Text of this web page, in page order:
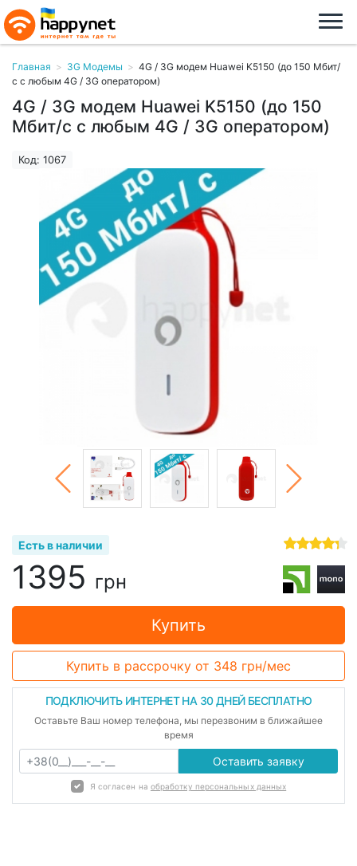
Главная > 3G Модемы > 4G / 3G модем Huawei K5150 (до 150 Мбит/
с с любым 4G / 3G оператором)
4G / 3G модем Huawei K5150 (до 150
Мбит/с с любым 4G / 3G оператором)
Код: 1067
Есть в наличии
1395 грн
Купить
Купить в рассрочку от 348 грн/мес
ПОДКЛЮЧИТЬ ИНТЕРНЕТ НА 30 ДНЕЙ БЕСПЛАТНО
Оставьте Ваш номер телефона, мы перезвоним в ближайшее
время
Оставить заявку
Я согласен на обработку персональных данных